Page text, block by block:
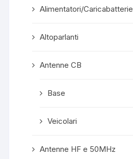
Alimentatori/Caricabatterie
Altoparlanti
Antenne CB
Base
Veicolari
Antenne HF e 50MHz